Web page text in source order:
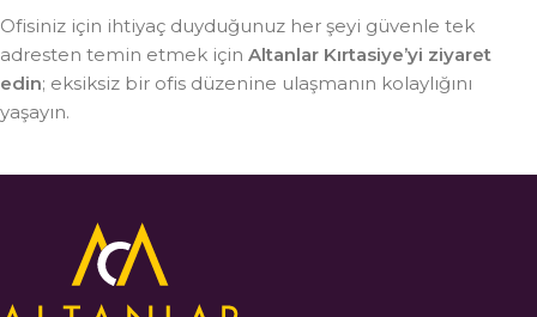
Ofisiniz için ihtiyaç duyduğunuz her şeyi güvenle tek
adresten temin etmek için Altanlar Kırtasiye’yi ziyaret
edin; eksiksiz bir ofis düzenine ulaşmanın kolaylığını
yaşayın.